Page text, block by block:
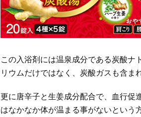
この入浴剤には温泉成分である炭酸ナ
リウムだけではなく、炭酸ガスも含ま
更に唐辛子と生姜成分配合で、血行促
はなかなか体が温まる事がないという